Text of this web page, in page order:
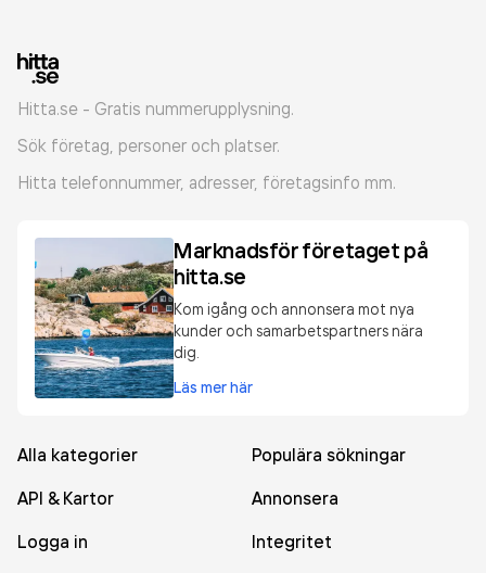
Hitta.se - Gratis nummerupplysning.
Sök företag, personer och platser.
Hitta telefonnummer, adresser, företagsinfo mm.
Marknadsför företaget på
hitta.se
Kom igång och annonsera mot nya
kunder och samarbetspartners nära
dig.
Läs mer här
Alla kategorier
Populära sökningar
API & Kartor
Annonsera
Logga in
Integritet